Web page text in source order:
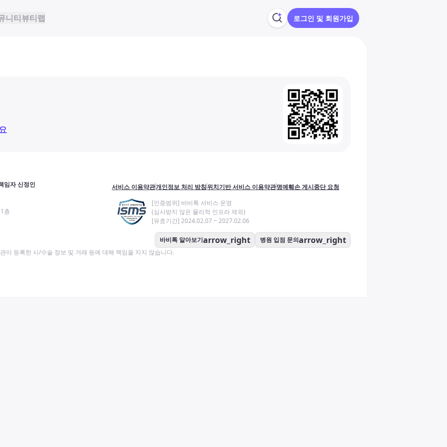
니티뷰티랩 로그인 및 회원가입
임자 신정인
층
서비스 이용약관개인정보 처리 방침위치기반 서비스 이용약관명예훼손 게시중단 요청
[인증범위] 바비톡 서비스 운영
(심사받지 않은 물리적 인프라 제외)
[유효기간] 2024.02.07 ~ 2027.02.06
바비톡 알아보기arrow_right 병원 입점 문의arrow_right
이 등록한 시/수술 정보 및 거래 등에 대해 책임을 지지 않습니다.